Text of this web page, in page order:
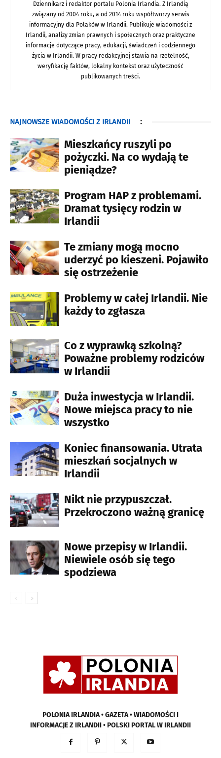
Dziennikarz i redaktor portalu Polonia Irlandia. Z Irlandią
związany od 2004 roku, a od 2014 roku współtworzy serwis
informacyjny dla Polaków w Irlandii. Publikuje wiadomości z
Irlandii, analizy zmian prawnych i społecznych oraz praktyczne
informacje dotyczące pracy, edukacji, świadczeń i codziennego
życia w Irlandii. W pracy redakcyjnej stawia na rzetelność,
weryfikację faktów, lokalny kontekst oraz użyteczność
publikowanych treści.
NAJNOWSZE WIADOMOŚCI Z IRLANDII :
Mieszkańcy ruszyli po
pożyczki. Na co wydają te
pieniądze?
Program HAP z problemami.
Dramat tysięcy rodzin w
Irlandii
Te zmiany mogą mocno
uderzyć po kieszeni. Pojawiło
się ostrzeżenie
Problemy w całej Irlandii. Nie
każdy to zgłasza
Co z wyprawką szkolną?
Poważne problemy rodziców
w Irlandii
Duża inwestycja w Irlandii.
Nowe miejsca pracy to nie
wszystko
Koniec finansowania. Utrata
mieszkań socjalnych w
Irlandii
Nikt nie przypuszczał.
Przekroczono ważną granicę
Nowe przepisy w Irlandii.
Niewiele osób się tego
spodziewa
POLONIA IRLANDIA • GAZETA • WIADOMOŚCI I
INFORMACJE Z IRLANDII • POLSKI PORTAL W IRLANDII